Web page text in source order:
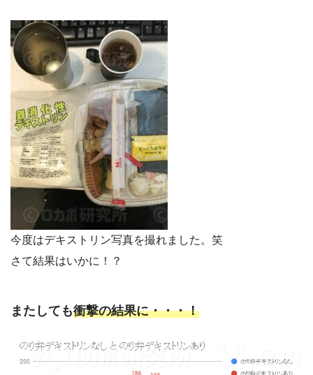
今度はデキストリン写真を撮れました。笑
さて結果はいかに！？
またしても衝撃の結果に・・・！